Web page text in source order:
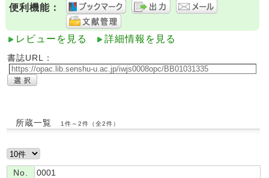
便利機能：
レビューを見る 詳細情報を見る
書誌URL：
所蔵一覧 1件～2件（全2件）
No.
0001